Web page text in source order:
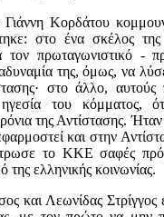
Κορδάτου
στο ένα σκέλος
πρωτα­γωνιστικό -
της, όμως, να
στο άλλο,
του κόμματος,
της Αντίστασης.
και στην
το ΚΚΕ σαφές
της ελληνικής κοινωνίας.
και Λεωνίδας